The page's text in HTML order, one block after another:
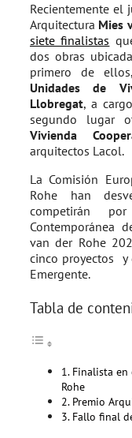
Recientemente el
Arquitectura Mies
siete finalistas
dos obras
primero de
Unidades de
Llobregat, a
segundo lugar
Vivienda
arquitectos Lacol.
La Comisión
Rohe han
competirán
Contemporánea
van der Rohe
cinco proyectos y
Emergente.
Tabla de
Finalista
Rohe
Premio
Fallo final